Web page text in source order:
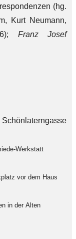
(hg.
Kurt Neumann,
Franz Josef
Schönlaterngasse
Werkstatt
vor dem Haus
in der Alten